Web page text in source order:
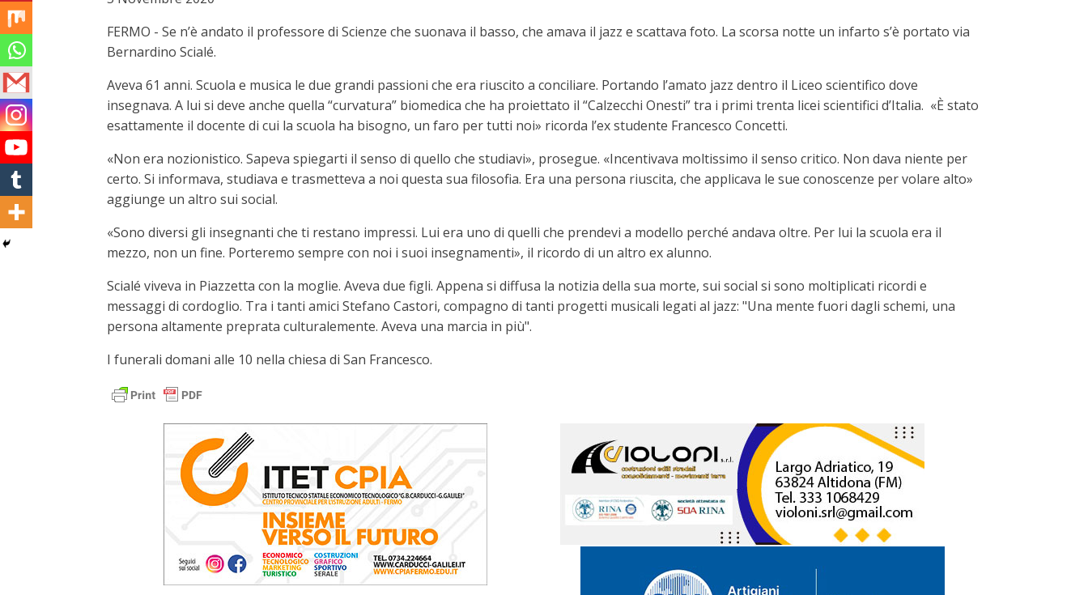
FERMO - Se n’è andato il professore di Scienze che suonava il basso, che amava il jazz e scattava foto. La scorsa notte un infarto s’è portato via
Bernardino Scialé.
Aveva 61 anni. Scuola e musica le due grandi passioni che era riuscito a conciliare. Portando l’amato jazz dentro il Liceo scientifico dove
insegnava. A lui si deve anche quella “curvatura” biomedica che ha proiettato il “Calzecchi Onesti” tra i primi trenta licei scientifici d’Italia. «È stato
esattamente il docente di cui la scuola ha bisogno, un faro per tutti noi» ricorda l’ex studente Francesco Concetti.
«Non era nozionistico. Sapeva spiegarti il senso di quello che studiavi», prosegue. «Incentivava moltissimo il senso critico. Non dava niente per
certo. Si informava, studiava e trasmetteva a noi questa sua filosofia. Era una persona riuscita, che applicava le sue conoscenze per volare alto»
aggiunge un altro sui social.
«Sono diversi gli insegnanti che ti restano impressi. Lui era uno di quelli che prendevi a modello perché andava oltre. Per lui la scuola era il
mezzo, non un fine. Porteremo sempre con noi i suoi insegnamenti», il ricordo di un altro ex alunno.
Scialé viveva in Piazzetta con la moglie. Aveva due figli. Appena si diffusa la notizia della sua morte, sui social si sono moltiplicati ricordi e
messaggi di cordoglio. Tra i tanti amici Stefano Castori, compagno di tanti progetti musicali legati al jazz: "Una mente fuori dagli schemi, una
persona altamente preprata culturalemente. Aveva una marcia in più".
I funerali domani alle 10 nella chiesa di San Francesco.